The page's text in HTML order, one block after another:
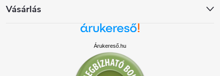
Vásárlás
Árukereső.hu